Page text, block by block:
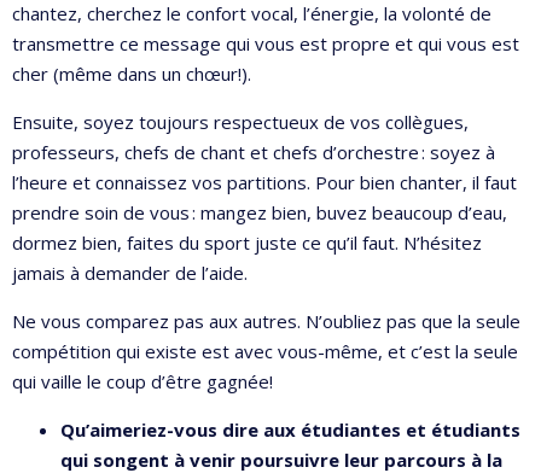
chantez, cherchez le confort vocal, l’énergie, la volonté de
transmettre ce message qui vous est propre et qui vous est
cher (même dans un chœur!).
Ensuite, soyez toujours respectueux de vos collègues,
professeurs, chefs de chant et chefs d’orchestre : soyez à
l’heure et connaissez vos partitions. Pour bien chanter, il faut
prendre soin de vous : mangez bien, buvez beaucoup d’eau,
dormez bien, faites du sport juste ce qu’il faut. N’hésitez
jamais à demander de l’aide.
Ne vous comparez pas aux autres. N’oubliez pas que la seule
compétition qui existe est avec vous-même, et c’est la seule
qui vaille le coup d’être gagnée!
Qu’aimeriez-vous dire aux étudiantes et étudiants
qui songent à venir poursuivre leur parcours à la